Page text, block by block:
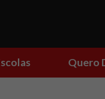
Quero